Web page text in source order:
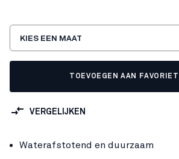
KIES EEN MAAT
TOEVOEGEN AAN
VERGELIJKEN
Waterafstotend en duurzaam